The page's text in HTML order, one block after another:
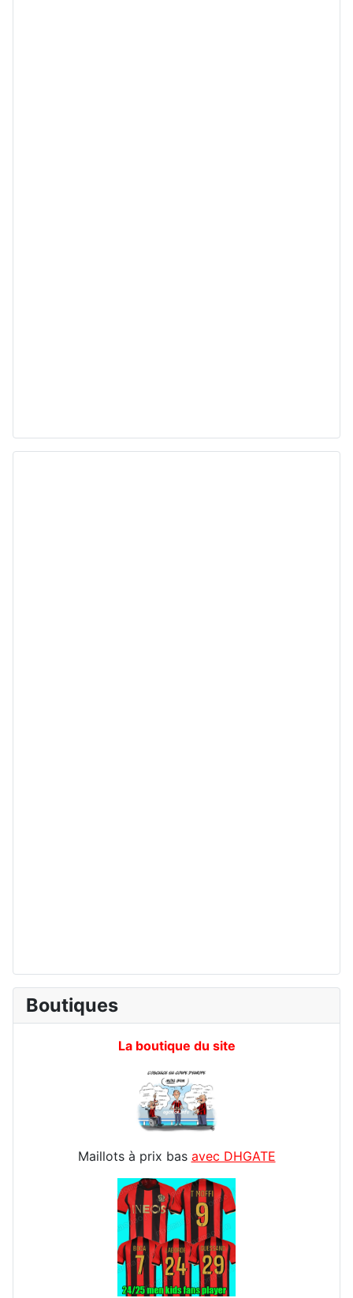
Boutiques
La boutique du site
Maillots à prix bas avec DHGATE